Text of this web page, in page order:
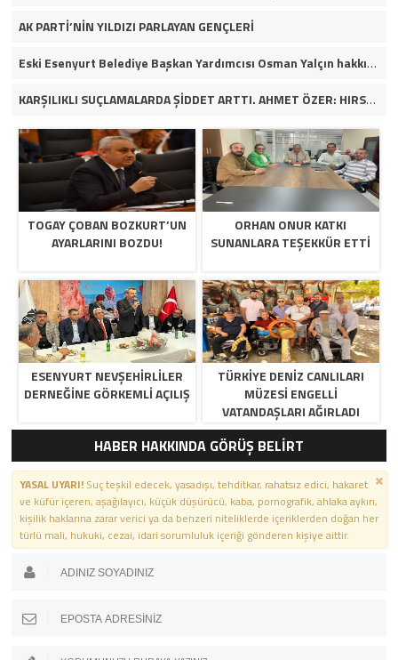
AK PARTİ’NİN YILDIZI PARLAYAN GENÇLERİ
Eski Esenyurt Belediye Başkan Yardımcısı Osman Yalçın hakkında yakalama kararı
KARŞILIKLI SUÇLAMALARDA ŞİDDET ARTTI. AHMET ÖZER: HIRSIZ HANGİ PARTİDEN OLURSA OLSUN İFŞA EDERİM. VİDEOLU HABER
TOGAY ÇOBAN BOZKURT’UN
AYARLARINI BOZDU!
ORHAN ONUR KATKI
SUNANLARA TEŞEKKÜR ETTİ
ESENYURT NEVŞEHİRLİLER
DERNEĞİNE GÖRKEMLİ AÇILIŞ
TÜRKİYE DENİZ CANLILARI
MÜZESİ ENGELLİ
VATANDAŞLARI AĞIRLADI
HABER HAKKINDA GÖRÜŞ BELİRT
YASAL UYARI! Suç teşkil edecek, yasadışı, tehditkar, rahatsız edici, hakaret
ve küfür içeren, aşağılayıcı, küçük düşürücü, kaba, pornografik, ahlaka aykırı,
kişilik haklarına zarar verici ya da benzeri niteliklerde içeriklerden doğan her
türlü mali, hukuki, cezai, idari sorumluluk içeriği gönderen kişiye aittir.